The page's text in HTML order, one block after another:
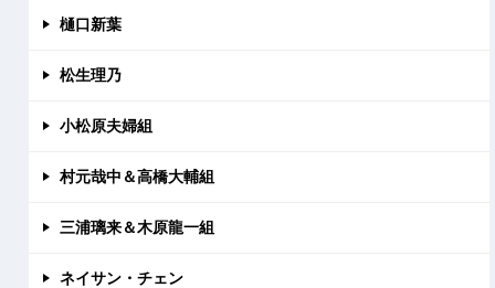
樋口新葉
松生理乃
小松原夫婦組
村元哉中＆高橋大輔組
三浦璃来＆木原龍一組
ネイサン・チェン